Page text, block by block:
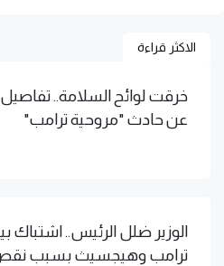
الاكثر قراءة
خرقت لوائح السلامة..
عن حادث "مروحية ترامب"
الوزير ضلل الرئيس.. اشتباك
ترامب وهيجسيث بسبب